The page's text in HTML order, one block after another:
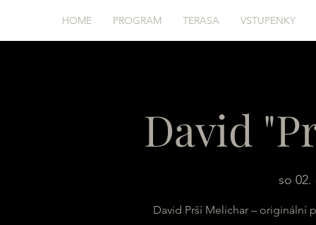
HOME PROGRAM TERASA VSTUPENKY
David
so 02.
David Prší Melichar – originální